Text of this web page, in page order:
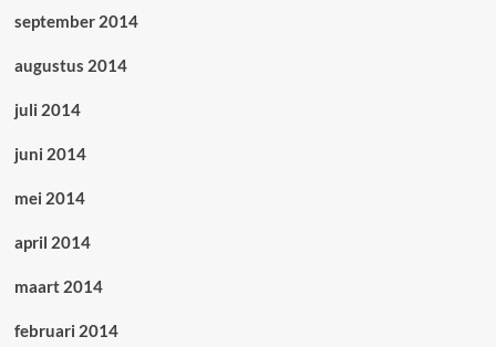
september 2014
augustus 2014
juli 2014
juni 2014
mei 2014
april 2014
maart 2014
februari 2014